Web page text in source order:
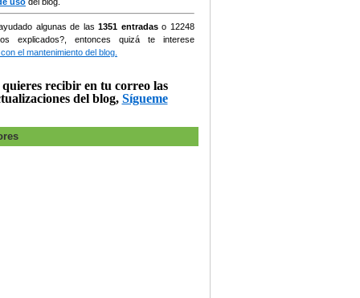
algunas de las1351 entradaso 12248
explicados?, entonces quizá te interese
el mantenimiento del blog.
quieres recibir en tu correo las
del blog, Sígueme